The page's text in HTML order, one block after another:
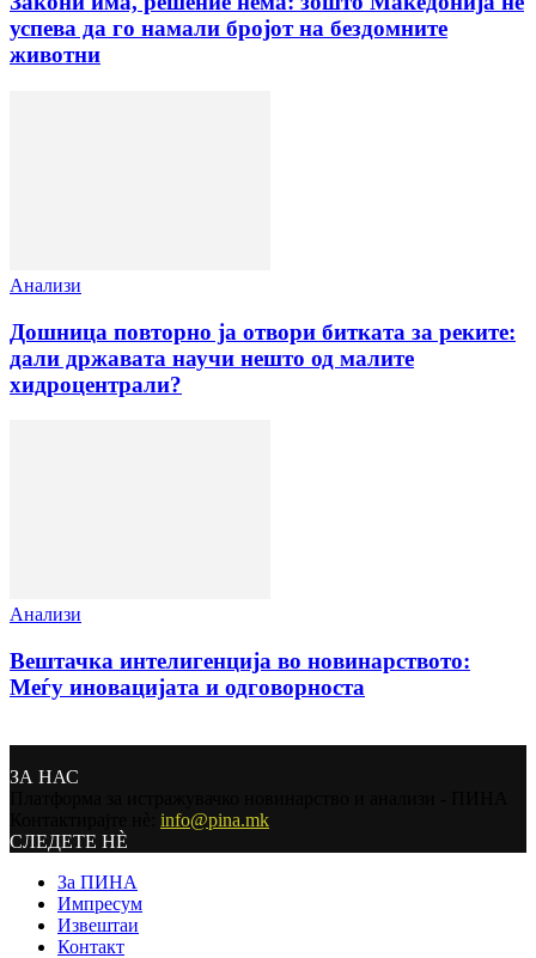
успева да го намали бројот на бездомните
животни
Анализи
Дошница повторно ја отвори битката за реките:
дали државата научи нешто од малите
хидроцентрали?
Анализи
Вештачка интелигенција во новинарството:
Меѓу иновацијата и одговорноста
ЗА НАС
info@pina.mk
СЛЕДЕТЕ НЀ
За ПИНА
Импресум
Извештаи
Контакт